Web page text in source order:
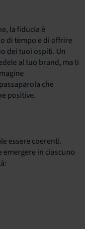
la fiducia è
di tempo e di offrire
dei tuoi ospiti. Un
al tuo brand, ma ti
che
positive.
essere coerenti.
emergere in ciascuno